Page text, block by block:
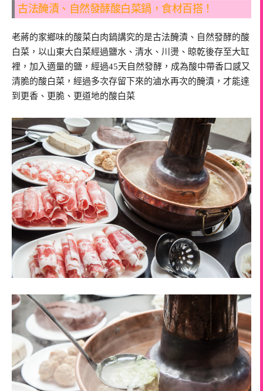
古法醃漬、自然發酵酸白菜鍋，食材百搭！
老蔣的家鄉味的酸菜白肉鍋講究的是古法醃漬、自然發酵的酸
白菜，以山東大白菜經過鹽水、清水、川燙、晾乾後存至大缸
裡，加入適量的鹽，經過45天自然發酵，成為酸中帶香口感又
清脆的酸白菜，經過多次存留下來的滷水再次的醃漬，才能達
到更香、更脆、更道地的酸白菜